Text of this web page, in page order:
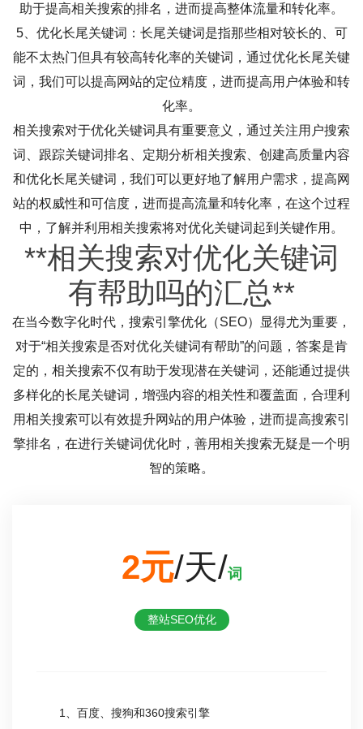
助于提高相关搜索的排名，进而提高整体流量和转化率。
5、优化长尾关键词：长尾关键词是指那些相对较长的、可
能不太热门但具有较高转化率的关键词，通过优化长尾关键
词，我们可以提高网站的定位精度，进而提高用户体验和转
化率。
相关搜索对于优化关键词具有重要意义，通过关注用户搜索
词、跟踪关键词排名、定期分析相关搜索、创建高质量内容
和优化长尾关键词，我们可以更好地了解用户需求，提高网
站的权威性和可信度，进而提高流量和转化率，在这个过程
中，了解并利用相关搜索将对优化关键词起到关键作用。
**相关搜索对优化关键词
有帮助吗的汇总**
在当今数字化时代，搜索引擎优化（SEO）显得尤为重要，
对于“相关搜索是否对优化关键词有帮助”的问题，答案是肯
定的，相关搜索不仅有助于发现潜在关键词，还能通过提供
多样化的长尾关键词，增强内容的相关性和覆盖面，合理利
用相关搜索可以有效提升网站的用户体验，进而提高搜索引
擎排名，在进行关键词优化时，善用相关搜索无疑是一个明
智的策略。
2元/天/词
整站SEO优化
1、百度、搜狗和360搜索引擎